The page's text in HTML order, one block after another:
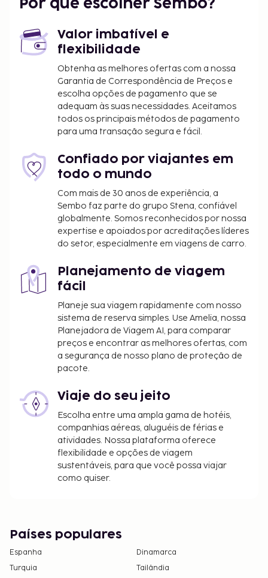
Por que escolher Sembo?
Valor imbatível e
flexibilidade
Obtenha as melhores ofertas com a nossa
Garantia de Correspondência de Preços e
escolha opções de pagamento que se
adequam às suas necessidades. Aceitamos
todos os principais métodos de pagamento
para uma transação segura e fácil.
Confiado por viajantes em
todo o mundo
Com mais de 30 anos de experiência, a
Sembo faz parte do grupo Stena, confiável
globalmente. Somos reconhecidos por nossa
expertise e apoiados por acreditações líderes
do setor, especialmente em viagens de carro.
Planejamento de viagem
fácil
Planeje sua viagem rapidamente com nosso
sistema de reserva simples. Use Amelia, nossa
Planejadora de Viagem AI, para comparar
preços e encontrar as melhores ofertas, com
a segurança de nosso plano de proteção de
pacote.
Viaje do seu jeito
Escolha entre uma ampla gama de hotéis,
companhias aéreas, aluguéis de férias e
atividades. Nossa plataforma oferece
flexibilidade e opções de viagem
sustentáveis, para que você possa viajar
como quiser.
Países populares
Espanha
Dinamarca
Turquia
Tailândia